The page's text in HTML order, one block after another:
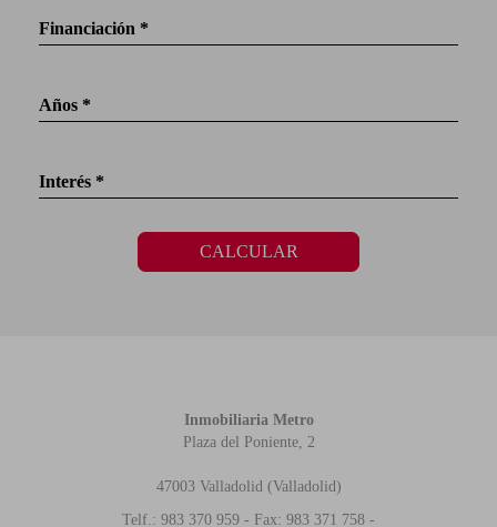
Financiación *
Años *
Interés *
CALCULAR
Inmobiliaria Metro
Plaza del Poniente, 2
47003 Valladolid (Valladolid)
Telf.: 983 370 959 - Fax: 983 371 758 -